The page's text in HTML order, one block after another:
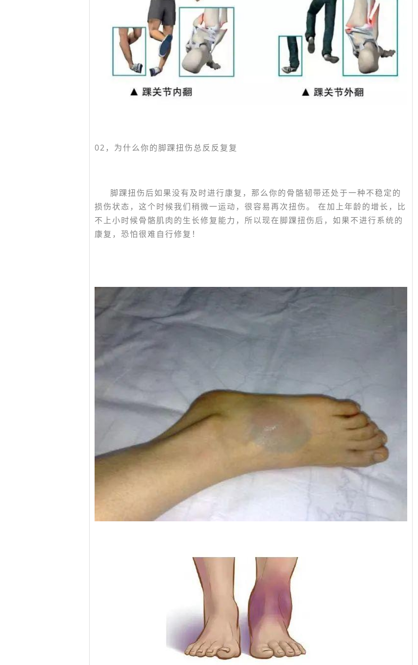
02， 为什么你的脚踝扭伤总反反复复
脚踝扭伤后如果没有及时进行康复，那么你的骨骼韧带还处于一种不稳定的
损伤状态，这个时候我们稍微一运动，很容易再次扭伤。 在加上年龄的增长，比
不上小时候骨骼肌肉的生长修复能力，所以现在脚踝扭伤后，如果不进行系统的
康复，恐怕很难自行修复！